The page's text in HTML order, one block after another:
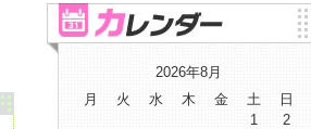
2026年8月
月
火 水 木 金 土 日
1
2